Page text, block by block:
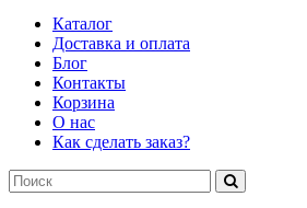
Каталог
Доставка и оплата
Блог
Контакты
Корзина
О нас
Как сделать заказ?